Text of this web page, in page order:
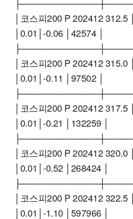
│코스피200 P 202412 312.5
│0.01│-0.06 │42574 │
│코스피200 P 202412 315.0
│0.01│-0.11 │97502 │
│코스피200 P 202412 317.5
│0.01│-0.21 │132259 │
│코스피200 P 202412 320.0
│0.01│-0.52 │268424 │
│코스피200 P 202412 322.5
│0.01│-1.10 │597966 │